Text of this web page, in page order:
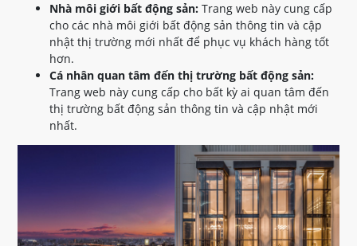
Nhà môi giới bất động sản: Trang web này cung cấp
cho các nhà môi giới bất động sản thông tin và cập
nhật thị trường mới nhất để phục vụ khách hàng tốt
hơn.
Cá nhân quan tâm đến thị trường bất động sản:
Trang web này cung cấp cho bất kỳ ai quan tâm đến
thị trường bất động sản thông tin và cập nhật mới
nhất.